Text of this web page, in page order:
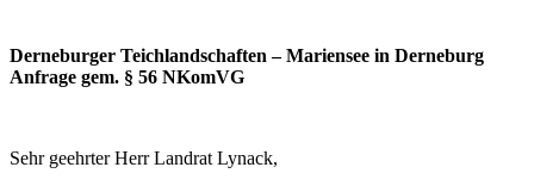
Derneburger Teichlandschaften – Mariensee in Derneburg
Anfrage gem. § 56 NKomVG
Sehr geehrter Herr Landrat Lynack,